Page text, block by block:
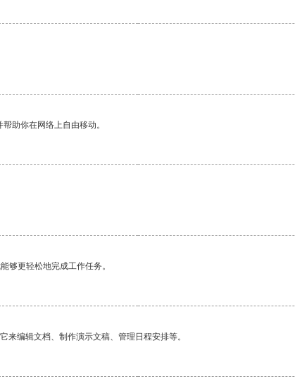
助你在网络上自由移动。
够更轻松地完成工作任务。
编辑文档、制作演示文稿、管理日程安排等。